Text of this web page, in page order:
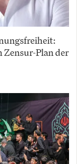
Zensur-Plan der